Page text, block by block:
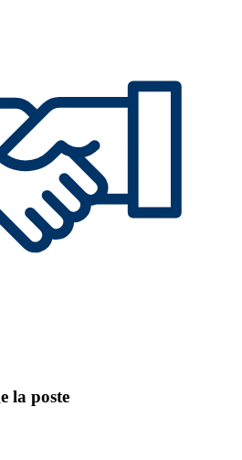
la poste